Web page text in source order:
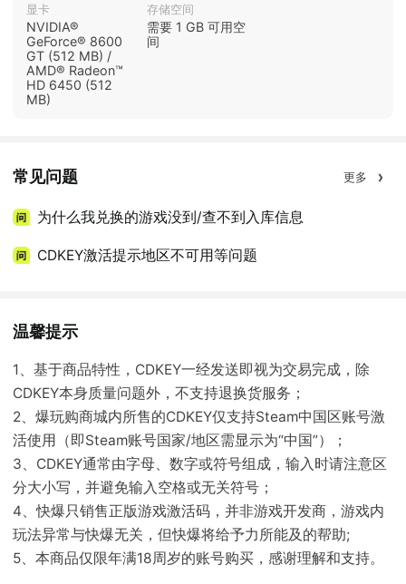
显卡
NVIDIA®
GeForce® 8600
GT (512 MB) /
AMD® Radeon™
HD 6450 (512
MB)
存储空间
需要 1 GB 可用空
间
常见问题 更多
为什么我兑换的游戏没到/查不到入库信息
CDKEY激活提示地区不可用等问题
温馨提示
1、基于商品特性，CDKEY一经发送即视为交易完成，除
CDKEY本身质量问题外，不支持退换货服务；
2、爆玩购商城内所售的CDKEY仅支持Steam中国区账号激
活使用（即Steam账号国家/地区需显示为“中国”）；
3、CDKEY通常由字母、数字或符号组成，输入时请注意区
分大小写，并避免输入空格或无关符号；
4、快爆只销售正版游戏激活码，并非游戏开发商，游戏内
玩法异常与快爆无关，但快爆将给予力所能及的帮助;
5、本商品仅限年满18周岁的账号购买，感谢理解和支持。